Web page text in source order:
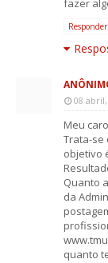
fazer
Responder
08 abril,
Meu
Trata-se
objetivo
Quanto
da
quanto